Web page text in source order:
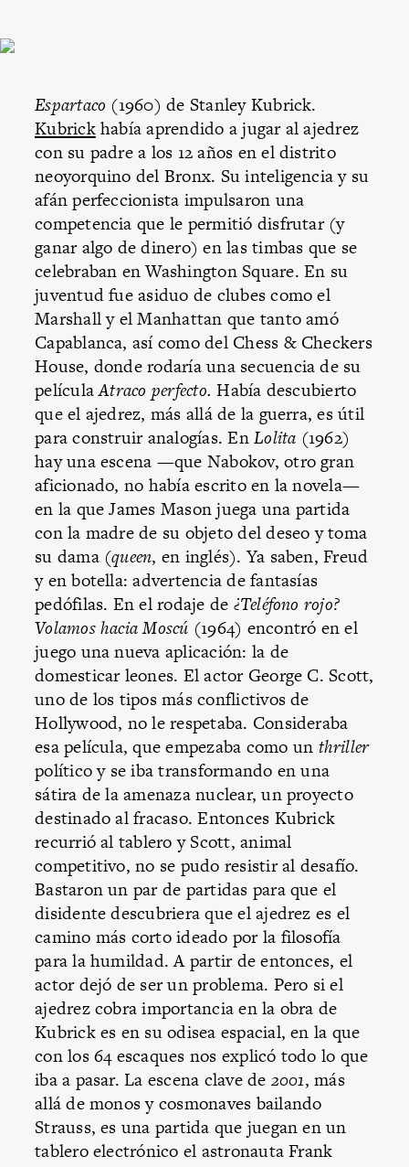
Espartaco (1960) de Stanley Kubrick.
Kubrickhabía aprendido a jugar al ajedrez
con su padre a los 12 años en el distrito
neoyorquino del Bronx. Su inteligencia y su
afán perfeccionista impulsaron una
competencia que le permitió disfrutar (y
ganar algo de dinero) en las timbas que se
celebraban en Washington Square. En su
juventud fue asiduo de clubes como el
Marshall y el Manhattan que tanto amó
Capablanca, así como del Chess & Checkers
House, donde rodaría una secuencia de su
películaAtraco perfecto. Había descubierto
que el ajedrez, más allá de la guerra, es útil
para construir analogías. EnLolita (1962)
hay una escena —que Nabokov, otro gran
aficionado, no había escrito en la novela—
en la que James Mason juega una partida
con la madre de su objeto del deseo y toma
su dama (queen, en inglés). Ya saben, Freud
y en botella: advertencia de fantasías
pedófilas. En el rodaje de ¿Teléfono rojo?
Volamos hacia Moscú (1964) encontró en el
juego una nueva aplicación: la de
domesticar leones. El actor George C. Scott,
uno de los tipos más conflictivos de
Hollywood, no le respetaba. Consideraba
esa película, que empezaba como un thriller
político y se iba transformando en una
sátira de la amenaza nuclear, un proyecto
destinado al fracaso. Entonces Kubrick
recurrió al tablero y Scott, animal
competitivo, no se pudo resistir al desafío.
Bastaron un par de partidas para que el
disidente descubriera que el ajedrez es el
camino más corto ideado por la filosofía
para la humildad. A partir de entonces, el
actor dejó de ser un problema. Pero si el
ajedrez cobra importancia en la obra de
Kubrick es en su odisea espacial, en la que
con los 64 escaques nos explicó todo lo que
iba a pasar. La escena clave de 2001, más
allá de monos y cosmonaves bailando
Strauss, es una partida que juegan en un
tablero electrónico el astronauta Frank